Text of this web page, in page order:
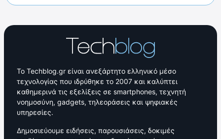
Το Techblog.gr είναι ανεξάρτητο ελληνικό μέσο
τεχνολογίας που ιδρύθηκε το 2007 και καλύπτει
καθημερινά τις εξελίξεις σε smartphones, τεχνητή
νοημοσύνη, gadgets, τηλεοράσεις και ψηφιακές
υπηρεσίες.
Δημοσιεύουμε ειδήσεις, παρουσιάσεις, δοκιμές